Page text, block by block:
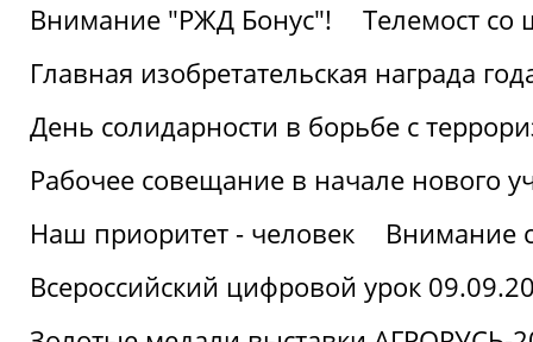
Внимание "РЖД Бонус"!
Телемост
Главная изобретательская награда
День солидарности в борьбе с
Рабочее совещание в начале нового
Наш приоритет - человек
Внимание
Всероссийский цифровой урок